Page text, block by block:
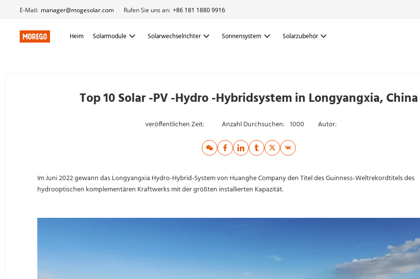
E-Mail: manager@mogesolar.com Rufen Sie uns an: +86 181 1880 9916
Heim Solarmodule Solarwechselrichter Sonnensystem Solarzubehör
Top 10 Solar -PV -Hydro -Hybridsystem in Longyangxia, China
veröffentlichen Zeit: Anzahl Durchsuchen: 1000 Autor:
Im Juni 2022 gewann das Longyangxia Hydro-Hybrid-System von Huanghe Company den Titel des Guinness-Weltrekordtitels des
hydrooptischen komplementären Kraftwerks mit der größten installierten Kapazität.